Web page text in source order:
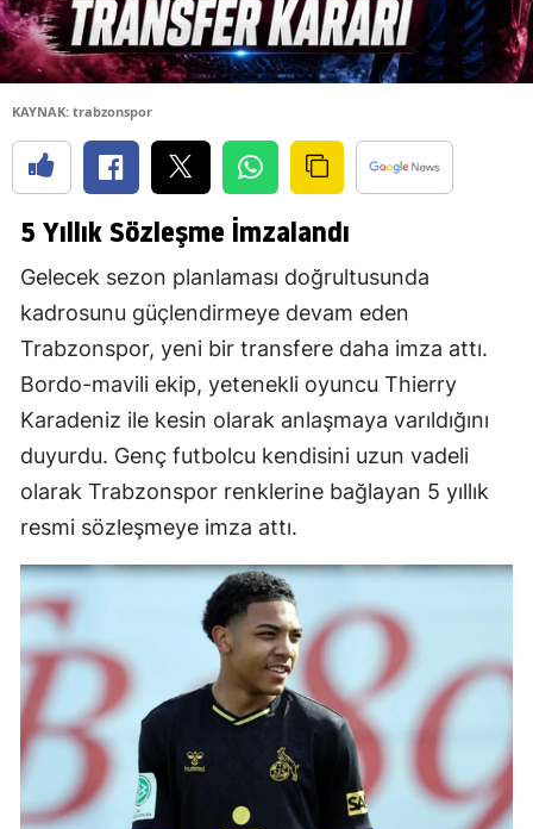
KAYNAK: trabzonspor
5 Yıllık Sözleşme İmzalandı
Gelecek sezon planlaması doğrultusunda
kadrosunu güçlendirmeye devam eden
Trabzonspor, yeni bir transfere daha imza attı.
Bordo-mavili ekip, yetenekli oyuncu Thierry
Karadeniz ile kesin olarak anlaşmaya varıldığını
duyurdu. Genç futbolcu kendisini uzun vadeli
olarak Trabzonspor renklerine bağlayan 5 yıllık
resmi sözleşmeye imza attı.